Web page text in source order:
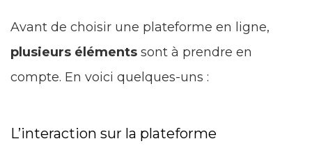
Avant de choisir une plateforme en ligne,
plusieurs éléments sont à prendre en
compte. En voici quelques-uns :
L’interaction sur la plateforme